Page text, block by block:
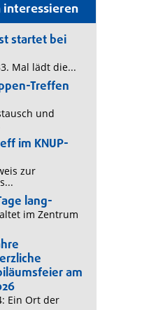
interessieren
startet bei
Mal lädt die...
Treffen
und
im KNUP-
zur
lang-
im Zentrum
am
Ein Ort der